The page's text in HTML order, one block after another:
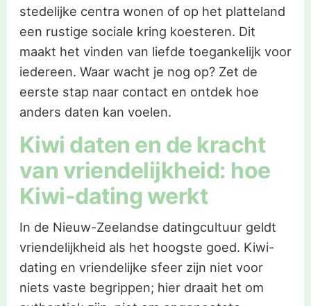
stedelijke centra wonen of op het platteland
een rustige sociale kring koesteren. Dit
maakt het vinden van liefde toegankelijk voor
iedereen. Waar wacht je nog op? Zet de
eerste stap naar contact en ontdek hoe
anders daten kan voelen.
Kiwi daten en de kracht
van vriendelijkheid: hoe
Kiwi-dating werkt
In de Nieuw-Zeelandse datingcultuur geldt
vriendelijkheid als het hoogste goed. Kiwi-
dating en vriendelijke sfeer zijn niet voor
niets vaste begrippen; hier draait het om